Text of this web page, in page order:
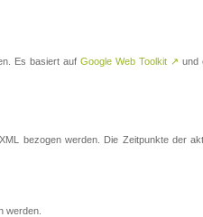
Es basiert auf Google Web Toolkit ↗ und
bezogen werden. Die Zeitpunkte der
werden.